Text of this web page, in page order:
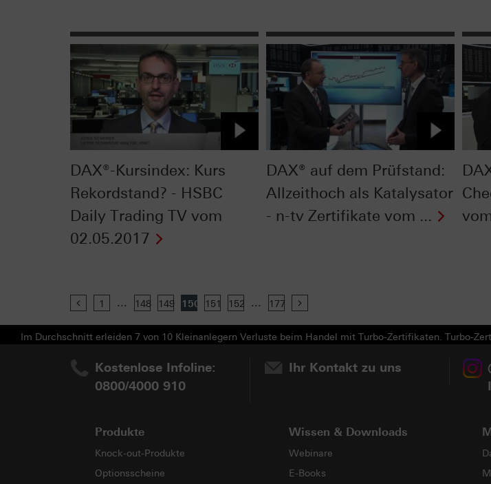
DAX®-Kursindex: Kurs
Rekordstand? - HSBC
Daily Trading TV vom
02.05.2017
DAX® auf dem Prüfstand:
Allzeithoch als Katalysator
- n-tv Zertifikate vom ...
Previous
1 ... 148 149 150 151 152 ... 177
Im Durchschnitt erleiden 7 von 10 Kleinanlegern Verluste beim Handel mit Turbo-Zertifikaten. Turbo-
Kostenlose Infoline:
0800/4000 910
Ihr Kontakt zu uns
Produkte
Knock-out-Produkte
Optionsscheine
Wissen & Downloads
Webinare
E-Books